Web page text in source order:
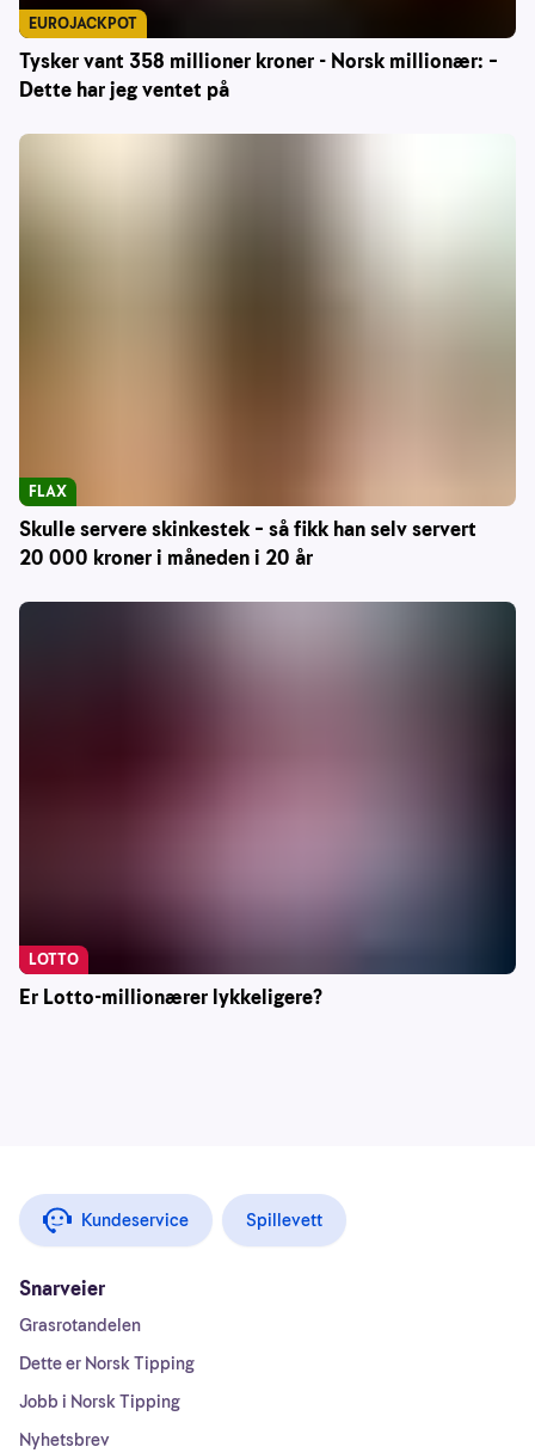
Tysker vant 358 millioner kroner - Norsk millionær: –
Dette har jeg ventet på
EUROJACKPOT
Skulle servere skinkestek – så fikk han selv servert
20 000 kroner i måneden i 20 år
FLAX
Er Lotto-millionærer lykkeligere?
LOTTO
Kundeservice Spillevett
Snarveier
Grasrotandelen
Dette er Norsk Tipping
Jobb i Norsk Tipping
Nyhetsbrev